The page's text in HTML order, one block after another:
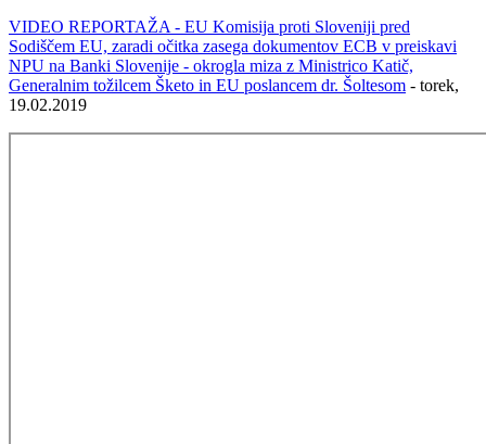
VIDEO REPORTAŽA - EU Komisija proti Sloveniji pred
Sodiščem EU, zaradi očitka zasega dokumentov ECB v preiskavi
NPU na Banki Slovenije - okrogla miza z Ministrico Katič,
Generalnim tožilcem Šketo in EU poslancem dr. Šoltesom - torek,
19.02.2019